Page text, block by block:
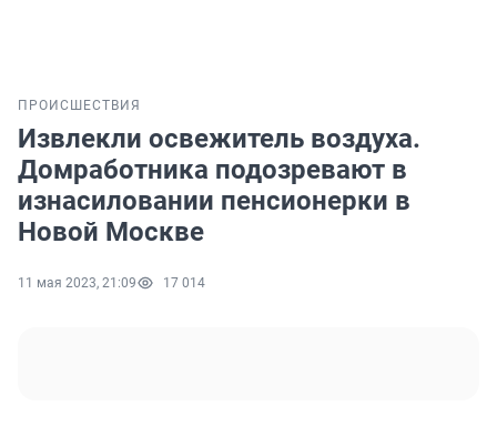
ПРОИСШЕСТВИЯ
Извлекли освежитель воздуха.
Домработника подозревают в
изнасиловании пенсионерки в
Новой Москве
11 мая 2023, 21:09 17 014